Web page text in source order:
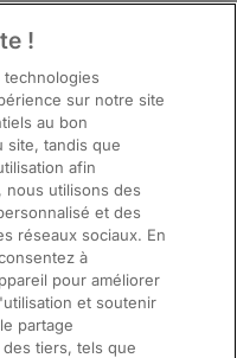
!
sur notre site
au bon
site, tandis que
afin
nous utilisons des
et des
réseaux sociaux. En
à
pour améliorer
et soutenir
partage
tiers, tels que